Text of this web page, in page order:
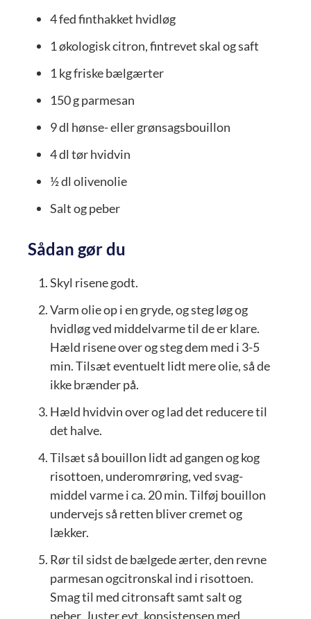
4fedfinthakket hvidløg
1økologisk citron, fintrevet skal og saft
1 kgfriske bælgærter
150gparmesan
9dl hønse- eller grønsagsbouillon
4dl tør hvidvin
½dl olivenolie
Salt og peber
Sådan gør du
Skyl risene godt.
Varm olie op i en gryde, og steg løg og
hvidløg ved middelvarme til de er klare.
Hæld risene over og steg dem med i 3-5
min. Tilsæt eventuelt lidt mere olie, så de
ikke brænder på.
Hæld hvidvin over og lad det reducere til
det halve.
Tilsæt så bouillon lidt ad gangen og kog
risottoen, underomrøring, ved svag-
middel varme i ca. 20 min. Tilføj bouillon
undervejs så retten bliver cremet og
lækker.
Rør til sidst de bælgede ærter, den revne
parmesan ogcitronskal ind i risottoen.
Smag til med citronsaft samt salt og
peber. Juster evt. konsistensen med